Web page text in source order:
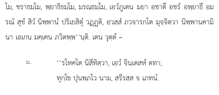
โม, ชราธมฺโม, พฺยาธิธมฺโม, มรณธมฺโม, เอวํภูเตน มยา อชาตึ อชรํ อพฺยาธึ อม
รณํ สุขํ สิวํ นิพฺพานํ ปริเยสิตุํ วฏฺฏติ, อวสฺสํ ภวจารกโต มุจฺจิตฺวา นิพฺพานคามิ
นา เอเกน มคฺเคน ภวิตพฺพ’’นฺติ. เตน วุตฺตํ –
๖. ‘‘รโหคโต นิสีทิตฺวา, เอวํ จินฺเตสหํ ตทา;
ทุกฺโข ปุนพฺภโว นาม, สรีรสฺส จ เภทนํ.